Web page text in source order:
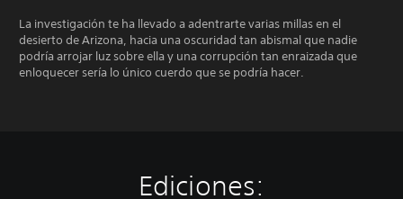
La investigación te ha llevado a adentrarte varias millas en el
desierto de Arizona, hacia una oscuridad tan abismal que nadie
podría arrojar luz sobre ella y una corrupción tan enraizada que
enloquecer sería lo único cuerdo que se podría hacer.
Ediciones: